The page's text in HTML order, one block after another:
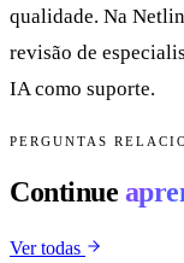
qualidade. Na
revisão de
IA como suporte.
PERGUNTAS
Continue
Ver todas